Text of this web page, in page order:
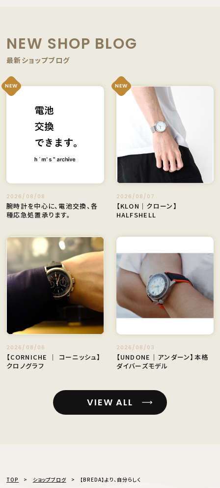
NEW SHOP BLOG
最新ショップブログ
NEW
2026/08/08
腕時計を中心に、電池交換、各
種応急処置承ります。
NEW
2026/08/07
【KLON｜クローン】
HALFSHELL
2026/08/06
【CORNICHE ｜ コーニッシュ】
クロノグラフ
2026/08/03
【UNDONE｜アンダーン】本格
ダイバーズモデル
VIEW ALL
TOP ショップブログ 【BREDA】より、自分らしく